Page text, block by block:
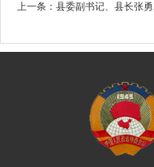
上一条： 县委副书记、县长张